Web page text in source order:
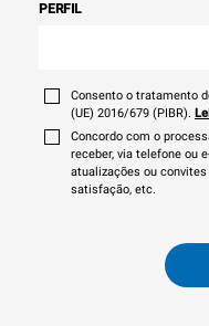
PERFIL
Consento o tratamento
(UE) 2016/679 (PIBR).
Concordo com o
receber, via telefone ou
atualizações ou
satisfação, etc.